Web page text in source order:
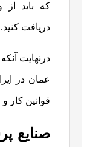
که باید از
دریافت کنید.
درنهایت
عمان در
قوانین کار
صنایع